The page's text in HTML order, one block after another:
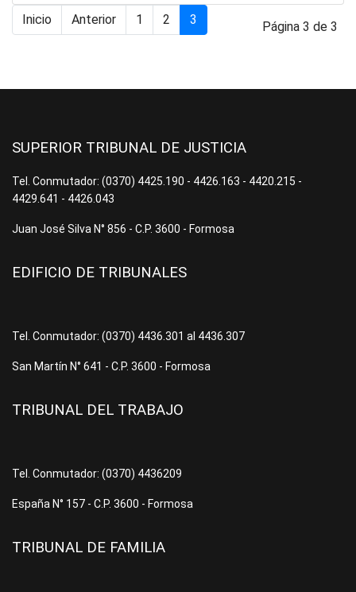
Página 3 de 3
Inicio Anterior 1 2 3
SUPERIOR TRIBUNAL DE JUSTICIA
Tel. Conmutador: (0370) 4425.190 - 4426.163 - 4420.215 -
4429.641 - 4426.043
Juan José Silva N° 856 - C.P. 3600 - Formosa
EDIFICIO DE TRIBUNALES
Tel. Conmutador: (0370) 4436.301 al 4436.307
San Martín N° 641 - C.P. 3600 - Formosa
TRIBUNAL DEL TRABAJO
Tel. Conmutador: (0370) 4436209
España N° 157 - C.P. 3600 - Formosa
TRIBUNAL DE FAMILIA